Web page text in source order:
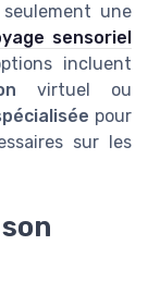
une
sensoriel
incluent
virtuel ou
pour
sur les